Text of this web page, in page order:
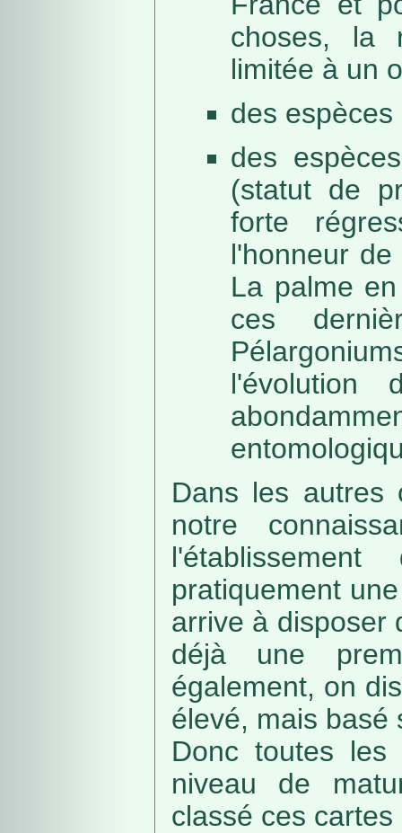
choses, la
limitée à un
des
des
(statut de
forte
l'honneur
La palme
ces
l'évolution
Dans les autres
notre
pratiquement
arrive à disposer
déjà une
également, on
élevé, mais basé
Donc toutes
niveau de
classé ces